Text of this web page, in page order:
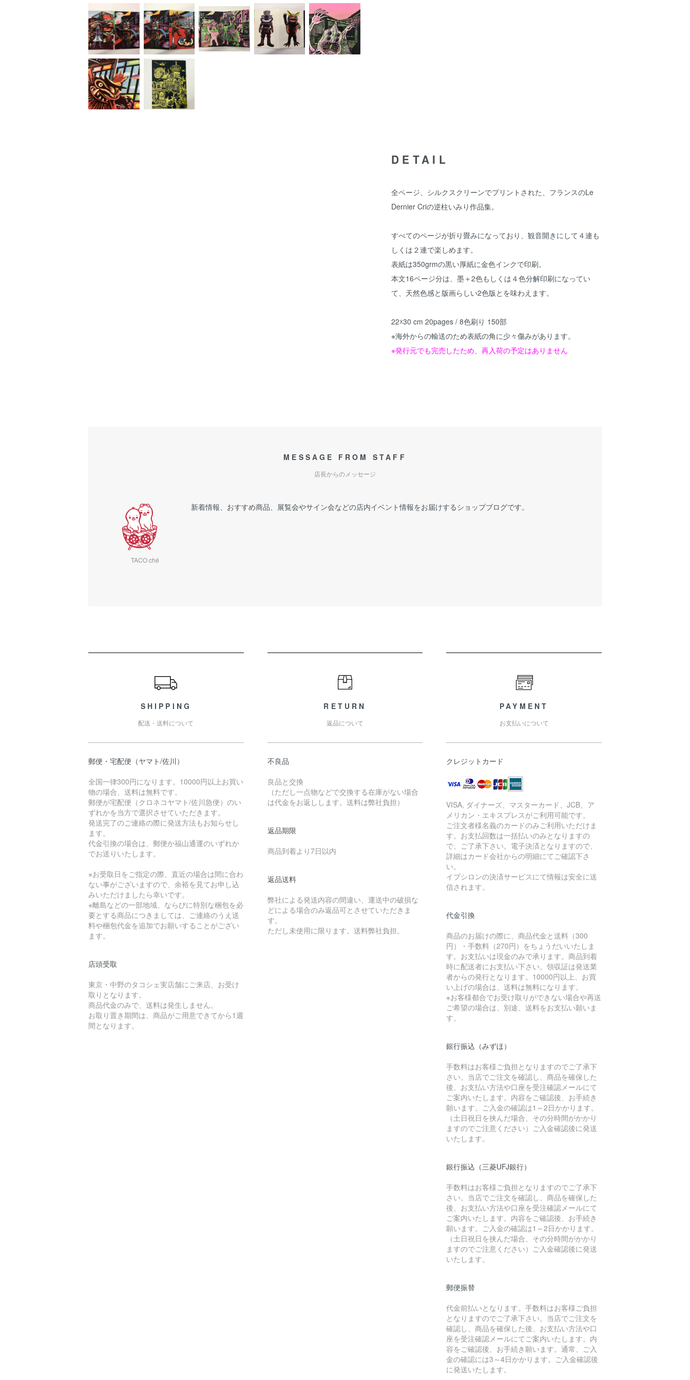
DETAIL
全ページ、シルクスクリーンでプリントされた、フランスのLe
Dernier Criの逆柱いみり作品集。
すべてのページが折り畳みになっており、観音開きにして４連も
しくは２連で楽しめます。
表紙は350grmの黒い厚紙に金色インクで印刷。
本文16ページ分は、墨＋2色もしくは４色分解印刷になってい
て、天然色感と版画らしい2色版とを味わえます。
22☓30 cm 20pages / 8色刷り 150部
※海外からの輸送のため表紙の角に少々傷みがあります。
※発行元でも完売したため、再入荷の予定はありません
MESSAGE FROM STAFF
店長からのメッセージ
TACO ché
新着情報、おすすめ商品、展覧会やサイン会などの店内イベント情報をお届けするショップブログです。
SHIPPING
配送・送料について
郵便・宅配便（ヤマト/佐川）
全国一律300円になります。10000円以上お買い
物の場合、送料は無料です。
郵便が宅配便（クロネコヤマト/佐川急便）のい
ずれかを当方で選択させていただきます。
発送完了のご連絡の際に発送方法もお知らせし
ます。
代金引換の場合は、郵便か福山通運のいずれか
でお送りいたします。
※お受取日をご指定の際、直近の場合は間に合わ
ない事がございますので、余裕を見てお申し込
みいただけましたら幸いです。
※離島などの一部地域、ならびに特別な梱包を必
要とする商品につきましては、ご連絡のうえ送
料や梱包代金を追加でお願いすることがござい
ます。
店頭受取
東京・中野のタコシェ実店舗にご来店、お受け
取りとなります。
商品代金のみで、送料は発生しません。
お取り置き期間は、商品がご用意できてから1週
間となります。
RETURN
返品について
不良品
良品と交換
（ただし一点物などで交換する在庫がない場合
は代金をお返しします。送料は弊社負担）
返品期限
商品到着より7日以内
返品送料
弊社による発送内容の間違い、運送中の破損な
どによる場合のみ返品可とさせていただきま
す。
ただし未使用に限ります。送料弊社負担。
PAYMENT
お支払いについて
クレジットカード
VISA, ダイナーズ、マスターカード、JCB、ア
メリカン・エキスプレスがご利用可能です。
ご注文者様名義のカードのみご利用いただけま
す。お支払回数は一括払いのみとなりますの
で、ご了承下さい。電子決済となりますので、
詳細はカード会社からの明細にてご確認下さ
い。
イプシロンの決済サービスにて情報は安全に送
信されます。
代金引換
商品のお届けの際に、商品代金と送料（300
円）・手数料（270円）をちょうだいいたしま
す。お支払いは現金のみで承ります。商品到着
時に配送者にお支払い下さい。領収証は発送業
者からの発行となります。10000円以上、お買
い上げの場合は、送料は無料になります。
※お客様都合でお受け取りができない場合や再送
ご希望の場合は、別途、送料をお支払い願いま
す。
銀行振込（みずほ）
手数料はお客様ご負担となりますのでご了承下
さい。当店でご注文を確認し、商品を確保した
後、お支払い方法や口座を受注確認メールにて
ご案内いたします。内容をご確認後、お手続き
願います。ご入金の確認は1～2日かかります。
（土日祝日を挟んだ場合、その分時間がかかり
ますのでご注意ください）ご入金確認後に発送
いたします。
銀行振込（三菱UFJ銀行）
手数料はお客様ご負担となりますのでご了承下
さい。当店でご注文を確認し、商品を確保した
後、お支払い方法や口座を受注確認メールにて
ご案内いたします。内容をご確認後、お手続き
願います。ご入金の確認は1～2日かかります。
（土日祝日を挟んだ場合、その分時間がかかり
ますのでご注意ください）ご入金確認後に発送
いたします。
郵便振替
代金前払いとなります。手数料はお客様ご負担
となりますのでご了承下さい。当店でご注文を
確認し、商品を確保した後、お支払い方法や口
座を受注確認メールにてご案内いたします。内
容をご確認後、お手続き願います。通常、ご入
金の確認には3～4日かかります。ご入金確認後
に発送いたします。